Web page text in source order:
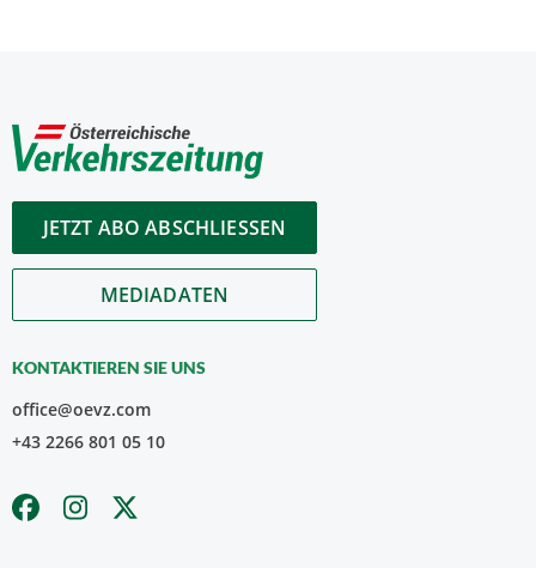
JETZT ABO ABSCHLIESSEN
MEDIADATEN
KONTAKTIEREN SIE UNS
office@oevz.com
+43 2266 801 05 10